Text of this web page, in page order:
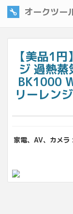
オークツー
【美品1
ジ 過熱
BK1000
リーレン
家電、AV、カメ